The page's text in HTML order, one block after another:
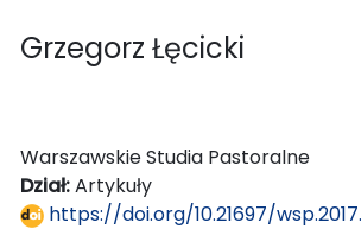
Grzegorz Łęcicki
Warszawskie Studia Pastoralne
Dział:Artykuły
https://doi.org/10.21697/